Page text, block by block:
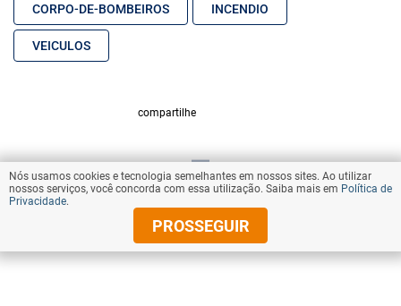
CORPO-DE-BOMBEIROS INCENDIO
VEICULOS
compartilhe
VOLTAR AO TOPO
© Copyright 2025 Diários Associados
Nós usamos cookies e tecnologia semelhantes em nossos sites. Ao utilizar
nossos serviços, você concorda com essa utilização. Saiba mais em Política de
Privacidade.
PROSSEGUIR